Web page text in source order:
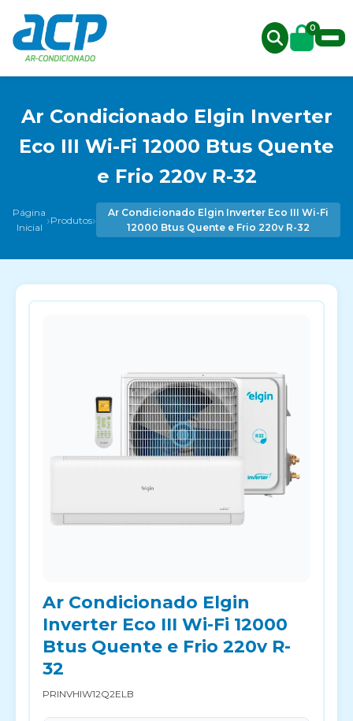
0
Ar Condicionado Elgin Inverter
Eco III Wi-Fi 12000 Btus Quente
e Frio 220v R-32
Página
Inicial ›Produtos›
Ar Condicionado Elgin Inverter Eco III Wi-Fi
12000 Btus Quente e Frio 220v R-32
Ar Condicionado Elgin
Inverter Eco III Wi-Fi 12000
Btus Quente e Frio 220v R-
32
PRINVHIW12Q2ELB